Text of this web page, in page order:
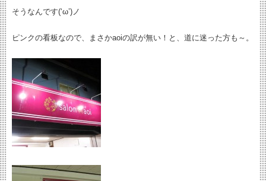
そうなんです(‘ω’)ノ
ピンクの看板なので、まさかaoiの訳が無い！と、道に迷った方も～。